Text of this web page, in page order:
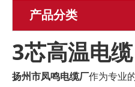
产品分类
3芯高温电缆
扬州市凤鸣电缆厂作为专业